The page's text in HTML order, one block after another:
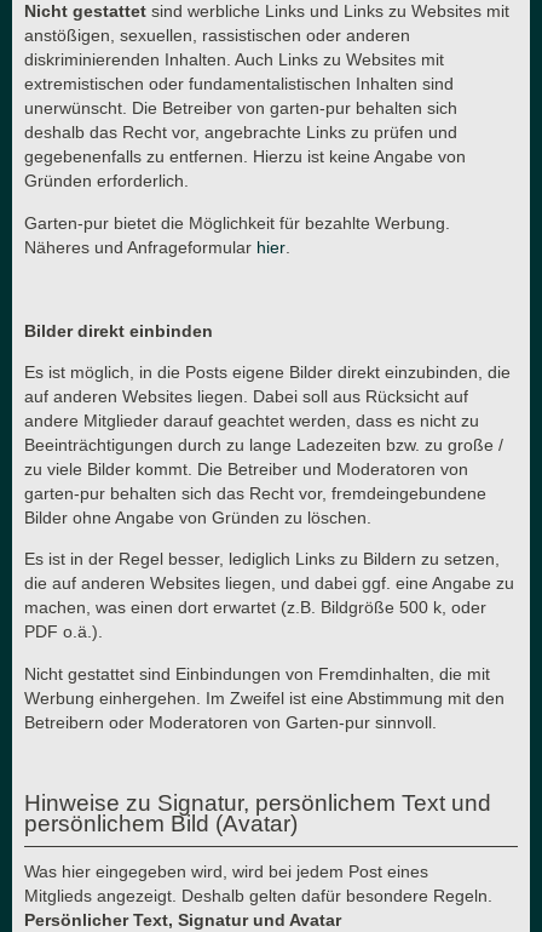
Nicht gestattet sind werbliche Links und Links zu Websites mit
anstößigen, sexuellen, rassistischen oder anderen
diskriminierenden Inhalten. Auch Links zu Websites mit
extremistischen oder fundamentalistischen Inhalten sind
unerwünscht. Die Betreiber von garten-pur behalten sich
deshalb das Recht vor, angebrachte Links zu prüfen und
gegebenenfalls zu entfernen. Hierzu ist keine Angabe von
Gründen erforderlich.
Garten-pur bietet die Möglichkeit für bezahlte Werbung.
Näheres und Anfrageformular hier
Bilder direkt einbinden
Es ist möglich, in die Posts eigene Bilder direkt einzubinden, die
auf anderen Websites liegen. Dabei soll aus Rücksicht auf
andere Mitglieder darauf geachtet werden, dass es nicht zu
Beeinträchtigungen durch zu lange Ladezeiten bzw. zu große /
zu viele Bilder kommt. Die Betreiber und Moderatoren von
garten-pur behalten sich das Recht vor, fremdeingebundene
Bilder ohne Angabe von Gründen zu löschen.
Es ist in der Regel besser, lediglich Links zu Bildern zu setzen,
die auf anderen Websites liegen, und dabei ggf. eine Angabe zu
machen, was einen dort erwartet (z.B. Bildgröße 500 k, oder
PDF o.ä.).
Nicht gestattet sind Einbindungen von Fremdinhalten, die mit
Werbung einhergehen. Im Zweifel ist eine Abstimmung mit den
Betreibern oder Moderatoren von Garten-pur sinnvoll.
Hinweise zu Signatur, persönlichem Text und
persönlichem Bild (Avatar)
Was hier eingegeben wird, wird bei jedem Post eines
Mitglieds angezeigt. Deshalb gelten dafür besondere Regeln.
Persönlicher Text, Signatur und Avatar